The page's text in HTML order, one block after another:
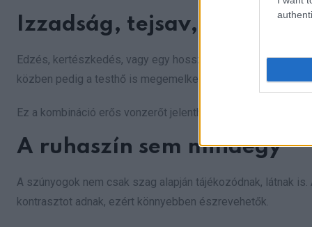
Izzadság, tejsav, mozgás
Edzés, kertészkedés, vagy egy hosszabb séta után
közben pedig a testhő is megemelkedik.
Ez a kombináció erős vonzerőt jelenthet, főleg meleg, párás
A ruhaszín sem mindegy
A szúnyogok nem csak szag alapján tájékozódnak, látnak
kontrasztot adnak, ezért könnyebben észrevehetők.